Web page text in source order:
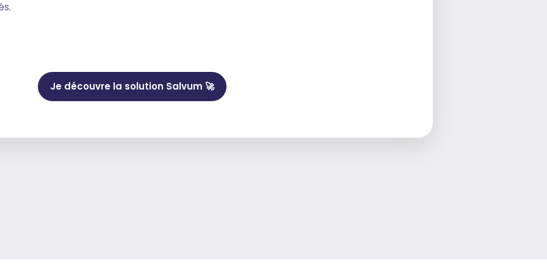
Je découvre la solution Salvum 🚀